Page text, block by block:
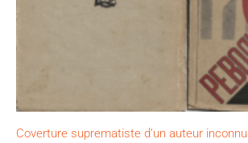
Coverture suprematiste d’un auteur inconnu